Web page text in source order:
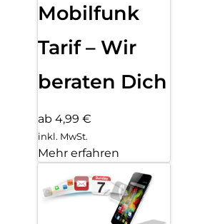
Mobilfunk
Tarif – Wir
beraten Dich
ab 4,99 €
inkl. MwSt.
Mehr erfahren